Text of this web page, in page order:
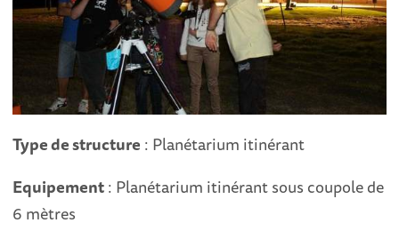
Type de structure : Planétarium itinérant
Equipement: Planétarium itinérant sous coupole de
6 mètres